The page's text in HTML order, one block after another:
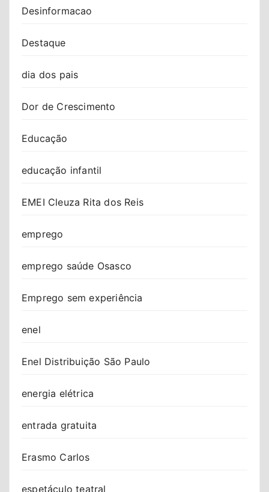
Desinformacao
Destaque
dia dos pais
Dor de Crescimento
Educação
educação infantil
EMEI Cleuza Rita dos Reis
emprego
emprego saúde Osasco
Emprego sem experiência
enel
Enel Distribuição São Paulo
energia elétrica
entrada gratuita
Erasmo Carlos
espetáculo teatral